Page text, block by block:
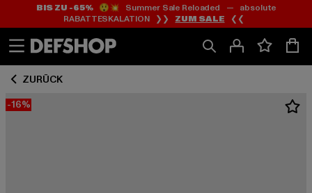
Zum
Inhalt
springen
Zum
Fußzeile
springen
BIS ZU -65%😲💥 Summer Sale Reloaded — absolute
RABATTESKALATION ❯❯ ZUM SALE ❮❮
ZURÜCK
-16%